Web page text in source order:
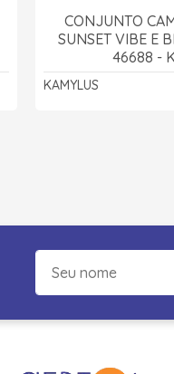
CONJUNTO
SUNSET VIBE E
46688 -
KAMYLUS